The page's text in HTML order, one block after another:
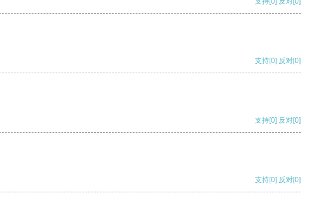
支持[0] 反对[0]
支持[0] 反对[0]
支持[0] 反对[0]